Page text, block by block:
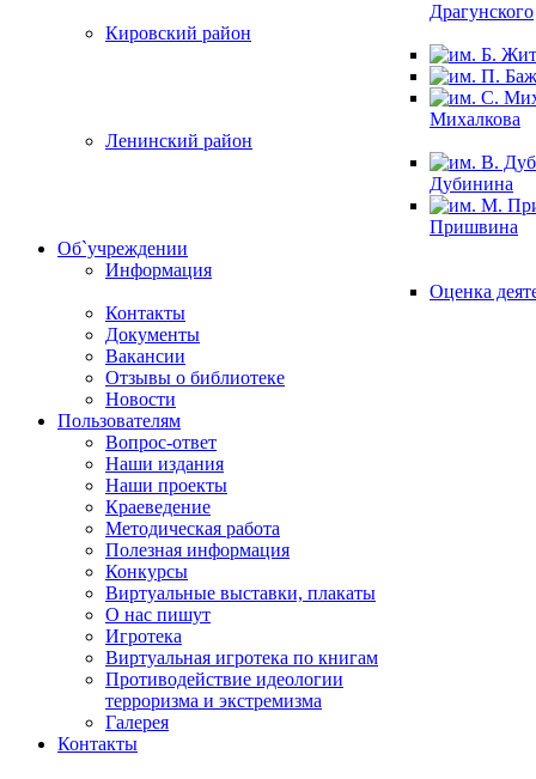
Драгунского
Кировский район
Михалкова
Ленинский район
Дубинина
Пришвина
Об`учреждении
Информация
Оценка
Контакты
Документы
Вакансии
Отзывы о библиотеке
Новости
Пользователям
Вопрос-ответ
Наши издания
Наши проекты
Краеведение
Методическая работа
Полезная информация
Конкурсы
Виртуальные выставки, плакаты
О нас пишут
Игротека
Виртуальная игротека по книгам
Противодействие идеологии
терроризма и экстремизма
Галерея
Контакты